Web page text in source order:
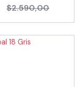
$2.590,00